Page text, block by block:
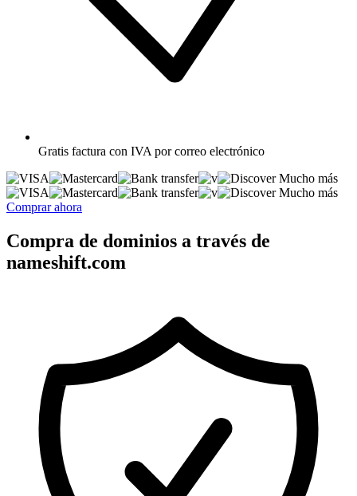
Gratis factura con IVA por correo electrónico
Mucho más
Mucho más
Comprar ahora
Compra de dominios a través de
nameshift.com